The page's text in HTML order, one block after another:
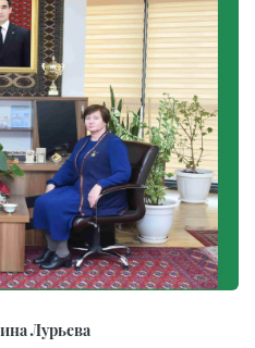
Лурьева